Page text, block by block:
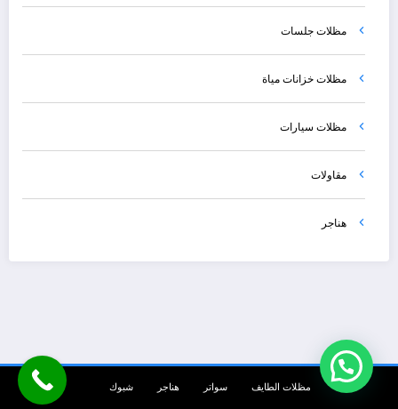
مظلات جلسات
مظلات خزانات مياة
مظلات سيارات
مقاولات
هناجر
مظلات الطايف سواتر هناجر شبوك